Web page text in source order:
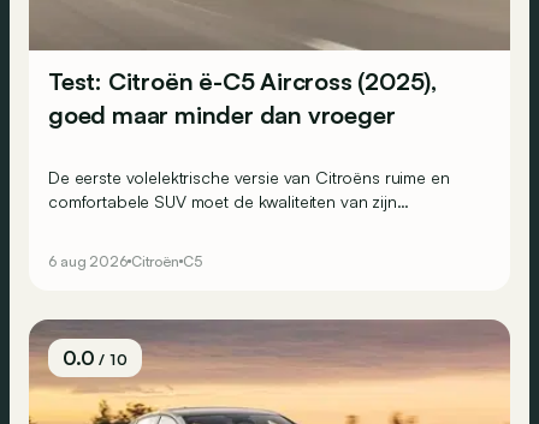
Test: Citroën ë-C5 Aircross (2025),
goed maar minder dan vroeger
De eerste volelektrische versie van Citroëns ruime en
comfortabele SUV moet de kwaliteiten van zijn
6 aug 2026 Citroën C5
0.0/ 10